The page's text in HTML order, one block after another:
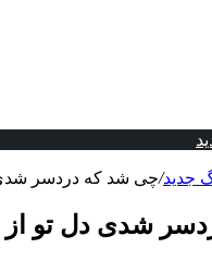
جدید/چی شد که دردسر شدی
شدی دل تو از